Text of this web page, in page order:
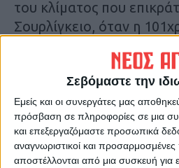
Σεβόμαστε την
Εμείς και οι συνεργάτες μας
πρόσβαση σε πληροφορίες σε μια
και επεξεργαζόμαστε προσωπικά
αναγνωριστικοί και
αποστέλλονται από μια συσκευή για
του κλίματος που
Σουρλίγκειο, όταν η
νοσηλεία της στο
Η 101χρονη από τη
δεύτερη υπερήλικας
ξεπερνά τον κορoνοϊό. Η
καταγράφηκε τον